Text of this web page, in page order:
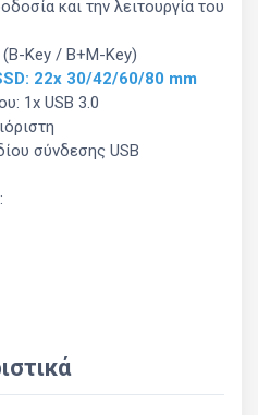
και την λειτουργία του
(B-Key / B+M-Key)
22x 30/42/60/80 mm
1x USB 3.0
σύνδεσης USB